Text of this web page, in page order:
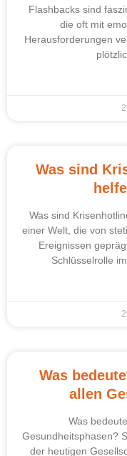
Flashbacks sind
die oft mit
Herausforderungen
Was sind
Was sind
einer Welt, die von
Ereignissen
Schlüsselrolle
Was
allen
Was
Gesundheitsphasen?
der heutigen